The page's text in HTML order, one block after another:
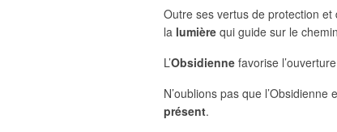
Outre ses vertus de protection et
la lumière qui guide sur le
L’Obsidienne favorise
N’oublions pas que
présent.